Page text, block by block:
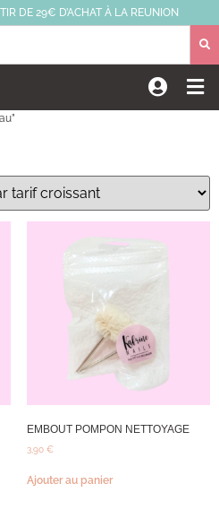
DE 29€ D’ACHAT À LA REUNION
EMBOUT POMPON NETTOYAGE
3,90 €
Ajouter au panier